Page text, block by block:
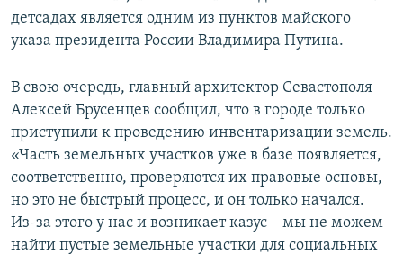
детсадах является одним из пунктов майского
указа президента России Владимира Путина.
В свою очередь, главный архитектор Севастополя
Алексей Брусенцев сообщил, что в городе только
приступили к проведению инвентаризации земель.
«Часть земельных участков уже в базе появляется,
соответственно, проверяются их правовые основы,
но это не быстрый процесс, и он только начался.
Из-за этого у нас и возникает казус – мы не можем
найти пустые земельные участки для социальных